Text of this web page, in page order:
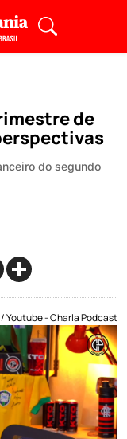
de
do segundo
Youtube - Charla Podcast